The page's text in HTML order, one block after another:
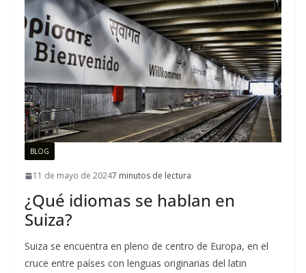
BLOG
11 de mayo de 20247 minutos de lectura
¿Qué idiomas se hablan en
Suiza?
Suiza se encuentra en pleno de centro de Europa, en el
cruce entre países con lenguas originarias del latin